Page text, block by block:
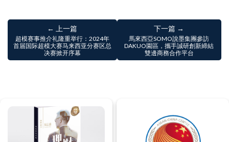
← 上一篇
超模赛事推介礼隆重举行：2024年
首届国际超模大赛马来西亚分赛区总
决赛掀开序幕
下一篇 →
馬來西亞SOMO說墨集團參訪
DAKUO園區，攜手誠研創新締結
雙邊商務合作平台